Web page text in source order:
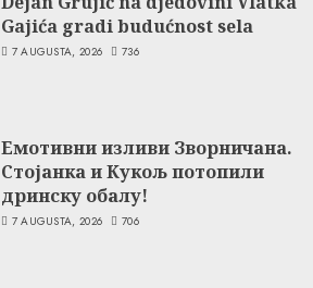
Gajića gradi budućnost sela
7 AUGUSTA, 2026 736
Емотивни изливи Зворничана.
Стојанка и Кукољ потопили
дринску обалу!
7 AUGUSTA, 2026 706